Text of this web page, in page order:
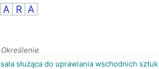
A R A
Określenie
sala służąca do uprawiania wschodnich